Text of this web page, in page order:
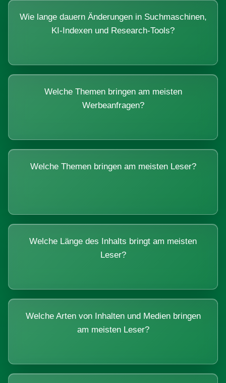
Wie lange dauern Änderungen in Suchmaschinen,
KI-Indexen und Research-Tools?
Welche Themen bringen am meisten
Werbeanfragen?
Welche Themen bringen am meisten Leser?
Welche Länge des Inhalts bringt am meisten
Leser?
Welche Arten von Inhalten und Medien bringen
am meisten Leser?